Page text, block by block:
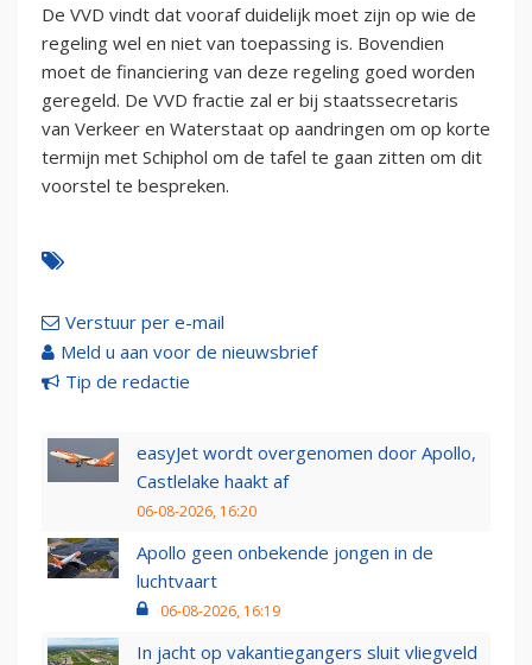
De VVD vindt dat vooraf duidelijk moet zijn op wie de
regeling wel en niet van toepassing is. Bovendien
moet de financiering van deze regeling goed worden
geregeld. De VVD fractie zal er bij staatssecretaris
van Verkeer en Waterstaat op aandringen om op korte
termijn met Schiphol om de tafel te gaan zitten om dit
voorstel te bespreken.
Verstuur per e-mail
Meld u aan voor de nieuwsbrief
Tip de redactie
easyJet wordt overgenomen door Apollo,
Castlelake haakt af
06-08-2026, 16:20
Apollo geen onbekende jongen in de
luchtvaart
06-08-2026, 16:19
In jacht op vakantiegangers sluit vliegveld